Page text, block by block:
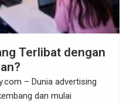
Terlibat dengan
– Dunia advertising
dan mulai